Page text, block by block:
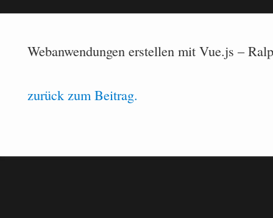
Webanwendungen erstellen mit Vue.js –
zurück zum Beitrag.